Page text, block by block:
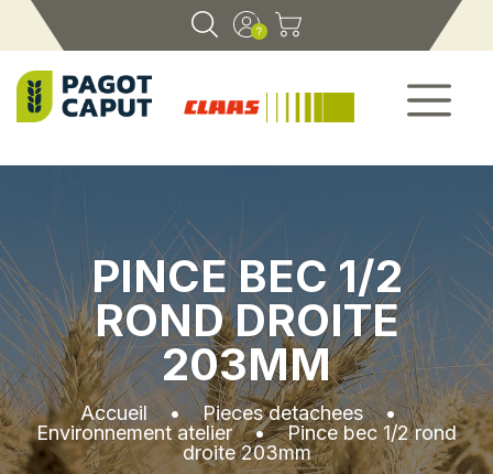
PINCE BEC 1/2
ROND DROITE
203MM
Accueil•Pieces detachees•
Environnement atelier•Pince bec 1/2 rond
droite 203mm